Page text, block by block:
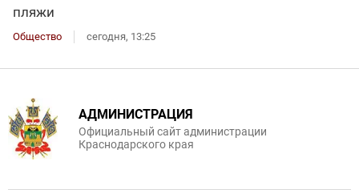
пляжи
Общество сегодня, 13:25
АДМИНИСТРАЦИЯ
Официальный сайт администрации
Краснодарского края